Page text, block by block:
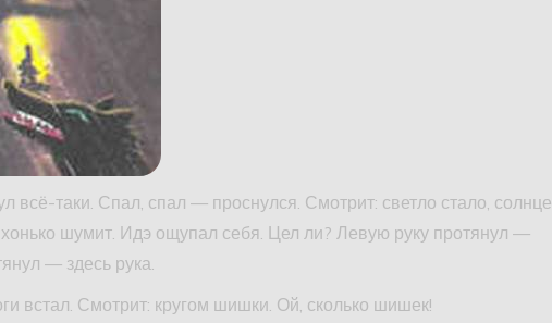
всё-таки. Спал, спал — проснулся. Смотрит: светло стало, солнце
шумит. Идэ ощупал себя. Цел ли? Левую руку протянул —
— здесь рука.
встал. Смотрит: кругом шишки. Ой, сколько шишек!